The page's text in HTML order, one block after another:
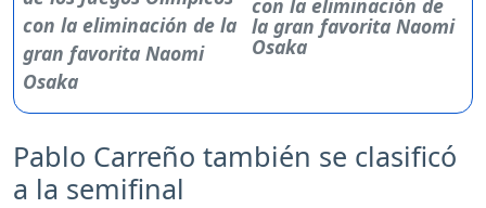
la gran favorita Naomi
Osaka
Pablo Carreño también se clasificó
a la semifinal